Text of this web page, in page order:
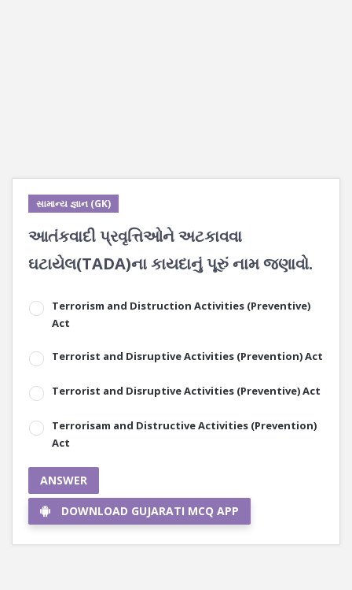
સામાન્ય જ્ઞાન (GK)
આતંકવાદી પ્રવૃત્તિઓને અટકાવવા
ઘટાયેલ(TADA)ના કાયદાનું પૂરું નામ જણાવો.
Terrorism and Distruction Activities (Preventive)
Act
Terrorist and Disruptive Activities (Prevention) Act
Terrorist and Disruptive Activities (Preventive) Act
Terrorisam and Distructive Activities (Prevention)
Act
ANSWER
DOWNLOAD GUJARATI MCQ APP